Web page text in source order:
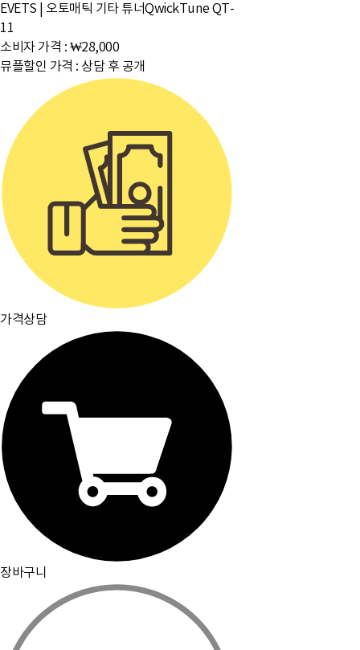
EVETS
오토매틱 기타 튜너QwickTune QT-
11
소비자 가격 : ₩28,000
뮤플할인 가격 : 상담 후 공개
가격상담
장바구니